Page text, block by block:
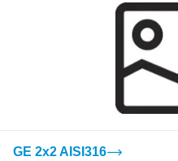
GE 2x2 AISI316